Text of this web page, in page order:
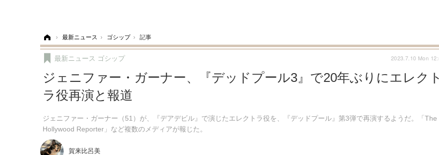
› 最新ニュース › ゴシップ › 記事
ジェニファー・ガーナー、『デッドプール3』で20年ぶりにエレク
ラ役再演と報道
ジェニファー・ガーナー（51）が、『デアデビル』で演じたエレクトラ役を、『デッドプール』第3弾で再演するようだ。「The
Hollywood Reporter」など複数のメディアが報じた。
最新ニュース ゴシップ 2023.7.10 Mon
賀来比呂美